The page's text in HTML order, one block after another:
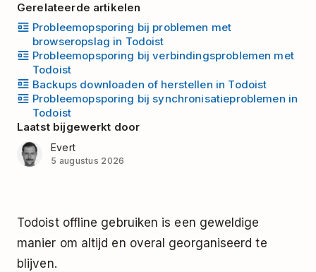
Gerelateerde artikelen
Probleemopsporing bij problemen met
browseropslag in Todoist
Probleemopsporing bij verbindingsproblemen met
Todoist
Backups downloaden of herstellen in Todoist
Probleemopsporing bij synchronisatieproblemen in
Todoist
Laatst bijgewerkt door
Evert
5 augustus 2026
Todoist offline gebruiken is een geweldige
manier om altijd en overal georganiseerd te
blijven.